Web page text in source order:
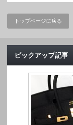
トップページに戻る
ピックアップ記事